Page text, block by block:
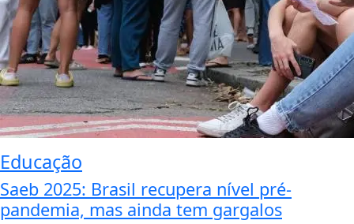
Educação
Saeb 2025: Brasil recupera nível pré-
pandemia, mas ainda tem gargalos